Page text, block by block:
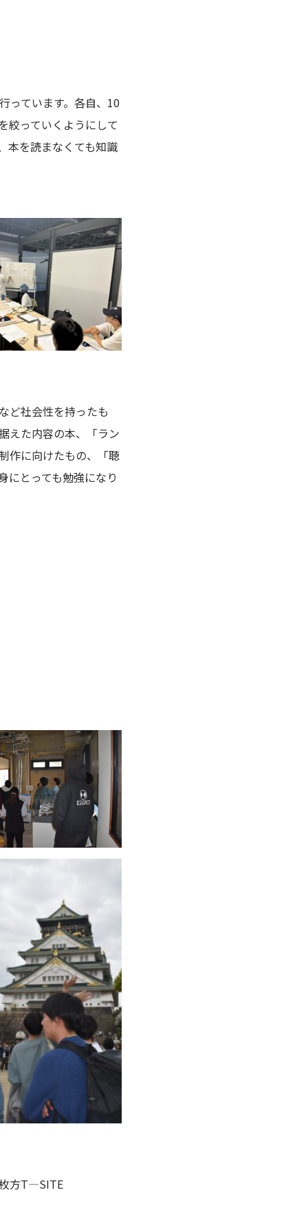
っています。各自、10
絞っていくようにして
本を読まなくても知識
ど社会性を持ったも
えた内容の本、「ラン
作に向けたもの、「聴
にとっても勉強になり
方T―SITE